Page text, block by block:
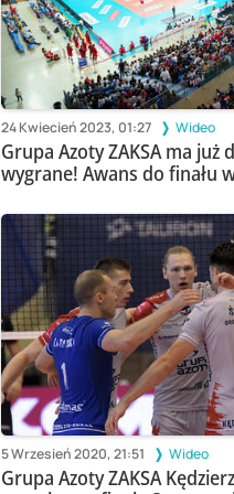
24 Kwiecień 2023, 01:27 Wideo
Grupa Azoty ZAKSA ma już
wygrane! Awans do finału
5 Wrzesień 2020, 21:51 Wideo
Grupa Azoty ZAKSA